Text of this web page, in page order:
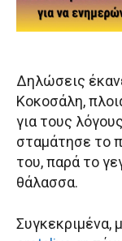
Δηλώσεις
Κοκοσάλη,
για τους
σταμάτησε το
του, παρά το
θάλασσα.
Συγκεκριμένα,